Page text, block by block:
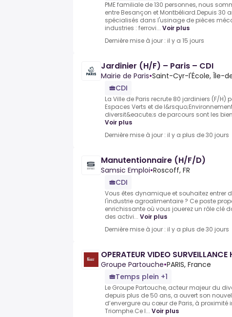
PME familiale de 130 personnes, nous
entre Besançon et Montbéliard.Depuis 30
spécialisés dans l'usinage de pièces
industries : ferrovi... Voir plus
Dernière mise à jour : il y a 15 jours
Jardinier (H/F) – Paris – CDI
Mairie de Paris•Saint-Cyr-l'École, Île-
CDI
La Ville de Paris recrute 80 jardiniers (F/H)
Espaces Verts et de
diversit&eacute;s de parcours sont les
Voir plus
Dernière mise à jour : il y a plus de 30 jours
Manutentionnaire (H/F/D)
Samsic Emploi•Roscoff, FR
CDI
Vous êtes dynamique et souhaitez entrer
l'industrie agroalimentaire ? Ce poste
enrichissante où vous jouerez un rôle clé
des activi... Voir plus
Dernière mise à jour : il y a plus de 30 jours
OPERATEUR VIDEO SURVEILLANCE
Groupe Partouche•PARIS, France
Temps plein +1
Le Groupe Partouche, acteur majeur du
depuis plus de 50 ans, a ouvert son
d’envergure au cœur de Paris, à proximité
Triomphe.Ce l... Voir plus